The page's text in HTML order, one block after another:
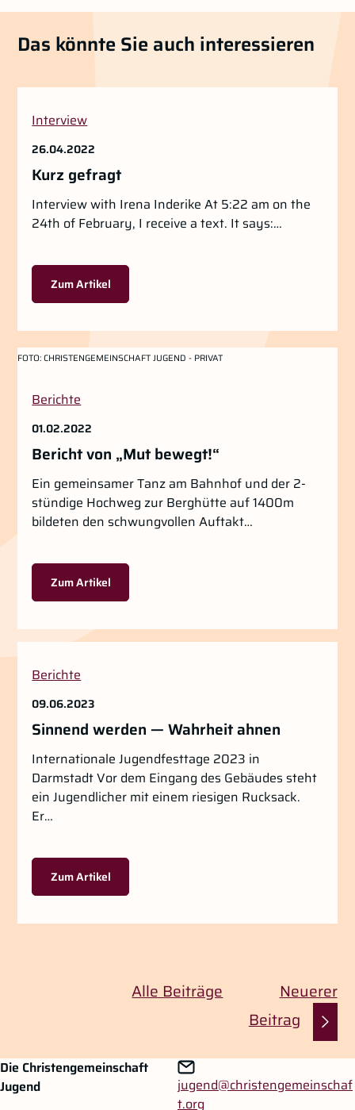
Das könnte Sie auch interessieren
Interview
26.04.2022
Kurz gefragt
Interview with Irena Inderike At 5:22 am on the
24th of February, I receive a text. It says:…
Zum Artikel
FOTO:CHRISTENGEMEINSCHAFT JUGEND - PRIVAT
Berichte
01.02.2022
Bericht von „Mut bewegt!“
Ein gemeinsamer Tanz am Bahnhof und der 2-
stündige Hochweg zur Berghütte auf 1400m
bildeten den schwungvollen Auftakt…
Zum Artikel
Berichte
09.06.2023
Sinnend werden — Wahrheit ahnen
Internationale Jugendfesttage 2023 in
Darmstadt Vor dem Eingang des Gebäudes steht
ein Jugendlicher mit einem riesigen Rucksack.
Er…
Zum Artikel
Gehe zu vorherigen oder nächsten Beiträgen
Alle Beiträge
Neuerer
Beitrag
Zum Hauptinhalt springen
Zur Navigation springen
Die Christengemeinschaft
Jugend
jugend@christengemeinschaf
t.org